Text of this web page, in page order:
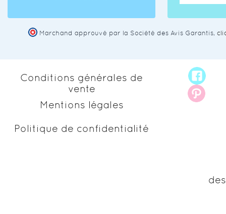
Marchand approuvé par la Société des Avis Garantis,
Conditions générales de
vente
Mentions légales
Politique de confidentialité